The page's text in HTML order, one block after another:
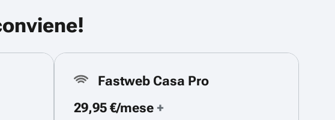
Fastweb Casa Pro
29,95 €/mese +